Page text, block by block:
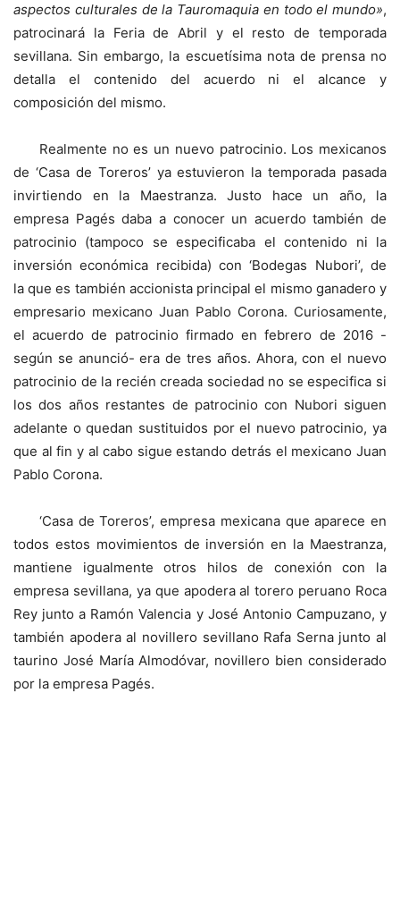
aspectos culturales de la Tauromaquia en todo el mundo»,
patrocinará la Feria de Abril y el resto de temporada
sevillana. Sin embargo, la escuetísima nota de prensa no
detalla el contenido del acuerdo ni el alcance y
composición del mismo.
Realmente no es un nuevo patrocinio. Los mexicanos
de ‘Casa de Toreros’ ya estuvieron la temporada pasada
invirtiendo en la Maestranza. Justo hace un año, la
empresa Pagés daba a conocer un acuerdo también de
patrocinio (tampoco se especificaba el contenido ni la
inversión económica recibida) con ‘Bodegas Nubori’, de
la que es también accionista principal el mismo ganadero y
empresario mexicano Juan Pablo Corona. Curiosamente,
el acuerdo de patrocinio firmado en febrero de 2016 -
según se anunció- era de tres años. Ahora, con el nuevo
patrocinio de la recién creada sociedad no se especifica si
los dos años restantes de patrocinio con Nubori siguen
adelante o quedan sustituidos por el nuevo patrocinio, ya
que al fin y al cabo sigue estando detrás el mexicano Juan
Pablo Corona.
‘Casa de Toreros’, empresa mexicana que aparece en
todos estos movimientos de inversión en la Maestranza,
mantiene igualmente otros hilos de conexión con la
empresa sevillana, ya que apodera al torero peruano Roca
Rey junto a Ramón Valencia y José Antonio Campuzano, y
también apodera al novillero sevillano Rafa Serna junto al
taurino José María Almodóvar, novillero bien considerado
por la empresa Pagés.